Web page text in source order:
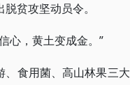
贫攻坚动员令。
心，黄土变成金。”
、食用菌、高山林果三